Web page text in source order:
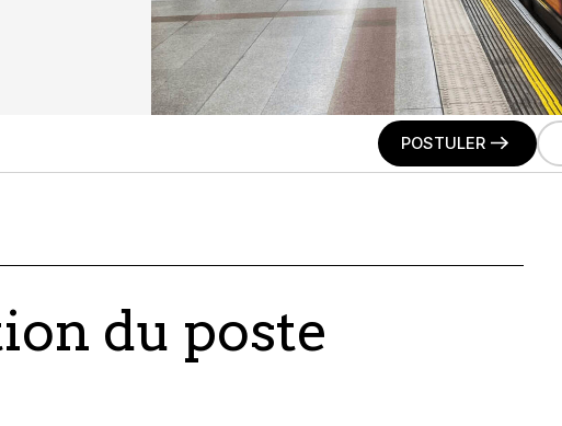
POSTULER
du poste